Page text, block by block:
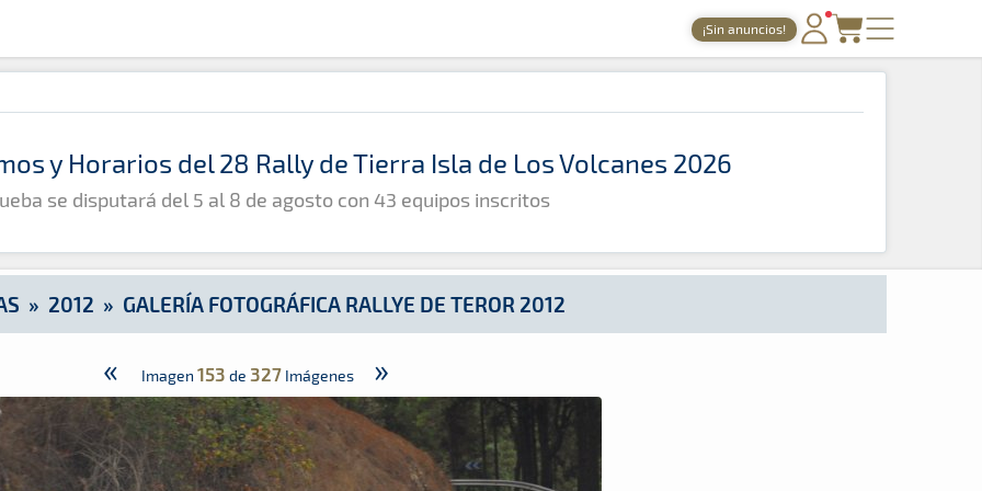
¡Sin anuncios!
PORTADA
TIEMPOS ONLINE
GALERÍAS
ARCHIVO
2012
y Horarios del 28 Rally de Tierra Isla de Los Volcanes 2026
se disputará del 5 al 8 de agosto con 43 equipos inscritos
» 2012 » GALERÍA FOTOGRÁFICA RALLYE DE TEROR 2012
« Imagen 153 de 327Imágenes »